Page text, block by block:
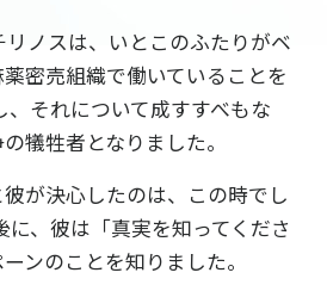
ノスは、いとこのふたりがベ
密売組織で働いていることを
それについて成すすべもな
犠牲者となりました。
が決心したのは、この時でし
に、彼は「真実を知ってくださ
ンのことを知りました。